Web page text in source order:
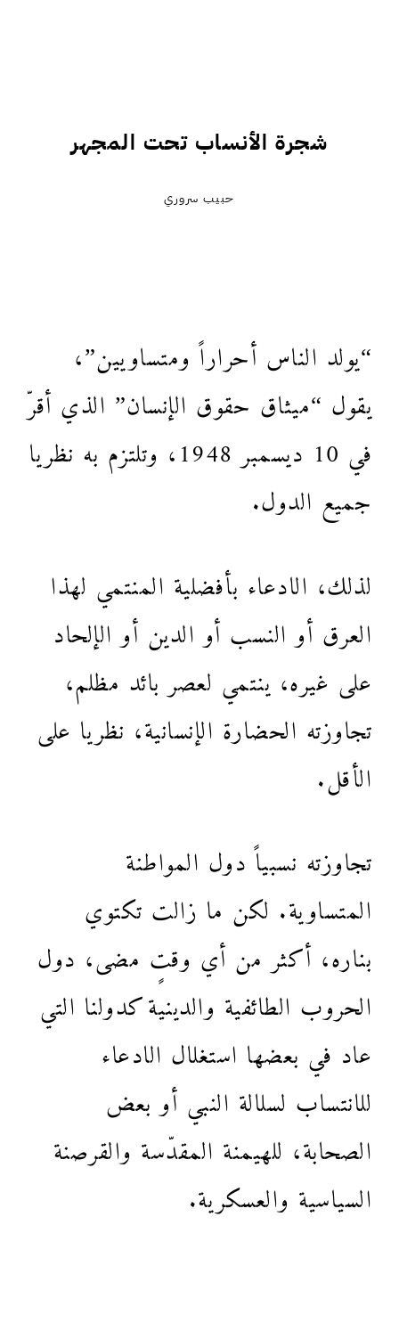
شجرة الأنساب تحت المجهر
حبيب سروري
“يولد الناس أحراراً ومتساويين”،
يقول “ميثاق حقوق الإنسان” الذي أقرّ
في 10 ديسمبر 1948، وتلتزم به نظريا
جميع الدول.
لذلك، الادعاء بأفضلية المنتمي لهذا
العرق أو النسب أو الدين أو الإلحاد
على غيره، ينتمي لعصر بائد مظلم،
تجاوزته الحضارة الإنسانية، نظريا على
الأقل.
تجاوزته نسبياً دول المواطنة
المتساوية. لكن ما زالت تكتوي
بناره، أكثر من أي وقتٍ مضى، دول
الحروب الطائفية والدينية كدولنا التي
عاد في بعضها استغلال الادعاء
للانتساب لسلالة النبي أو بعض
الصحابة، للهيمنة المقدّسة والقرصنة
السياسية والعسكرية.